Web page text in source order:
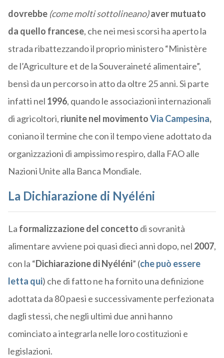
dovrebbe (come molti sottolineano)aver mutuato
da quello francese, che nei mesi scorsi ha aperto la
strada ribattezzando il proprio ministero “Ministère
de l’Agriculture et de la Souveraineté alimentaire”,
bensì da un percorso in atto da oltre 25 anni. Si parte
infatti nel 1996, quando le associazioni internazionali
di agricoltori, riunite nel movimentoVia Campesina,
coniano il termine che con il tempo viene adottato da
organizzazioni di ampissimo respiro, dalla FAO alle
Nazioni Unite alla Banca Mondiale.
La Dichiarazione di Nyéléni
La formalizzazione del concetto di sovranità
alimentare avviene poi quasi dieci anni dopo, nel 2007,
con la “Dichiarazione di Nyéléni” (che può essere
letta qui) che di fatto ne ha fornito una definizione
adottata da 80 paesi e successivamente perfezionata
dagli stessi, che negli ultimi due anni hanno
cominciato a integrarla nelle loro costituzioni e
legislazioni.